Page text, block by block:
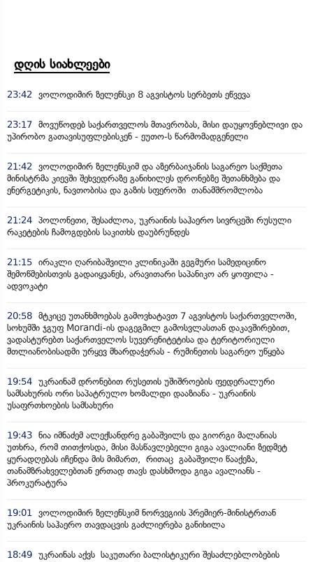
დღის სიახლეები
23:42 ვოლოდიმირ ზელენსკი 8 აგვისტოს სერბეთს ეწვევა
23:17 მოვუწოდებ საქართველოს მთავრობას, მისი დაუყოვნებლივი და
უპირობო გათავისუფლებისკენ - ეუთო-ს წარმომადგენელი
21:42
ვოლოდიმირ ზელენსკიმ და აზერბაიჯანის საგარეო საქმეთა
მინისტრმა კიევში შეხვედრაზე განიხილეს დრონებზე შეთანხმება და
ენერგეტიკის, ნავთობისა და გაზის სფეროში თანამშრომლობა
21:24 პოლონეთი, შესაძლოა, უკრაინის საჰაერო სივრცეში რუსული
რაკეტების ჩამოგდების საკითხს დაუბრუნდეს
21:15 ირაკლი ღარიბაშვილი კლინიკაში გეგმური სამედიცინო
შემოწმებისთვის გადაიყვანეს, არავითარი საპანიკო არ ყოფილა -
ადვოკატი
20:58 მტკიცე უთანხმოებას გამოვხატავთ 7 აგვისტოს საქართველოში,
სოხუმში ჯგუფ Morandi-ის დაგეგმილ გამოსვლასთან დაკავშირებით,
ვადასტურებთ საქართველოს სუვერენიტეტისა და ტერიტორიული
მთლიანობისადმი ურყევ მხარდაჭერას - რუმინეთის საგარეო უწყება
19:54 უკრაინამ დრონებით რუსეთის უშიშროების ფედერალური
სამსახურის ორი საპატრულო ხომალდი დააზიანა - უკრაინის
უსაფრთხოების სამსახური
19:43 ნია იმნაძემ ალექსანდრე გაბაშვილს და გიორგი მალანიას
უთხრა, რომ თითქოსდა, მისი მასწავლებელი გიგა ავალიანი ზედმეტ
ყურადღებას იჩენდა მის მიმართ, რითაც გაბაშვილი წააქეზა,
თანამზრახველებთან ერთად თავს დასხმოდა გიგა ავალიანს -
პროკურატურა
19:01
ვოლოდიმირ ზელენსკიმ ნორვეგიის პრემიერ-მინისტრთან
უკრაინის საჰაერო თავდაცვის გაძლიერება განიხილა
18:49 უკრაინას აქვს საკუთარი ბალისტიკური შესაძლებლობების